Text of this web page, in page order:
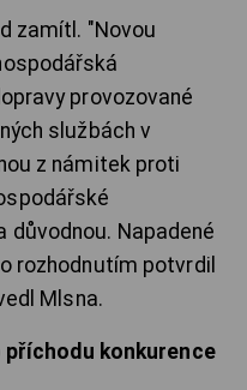
zamítl. "Novou
provozované
službách v
z námitek proti
důvodnou. Napadené
rozhodnutím potvrdil
Mlsna.
konkurence